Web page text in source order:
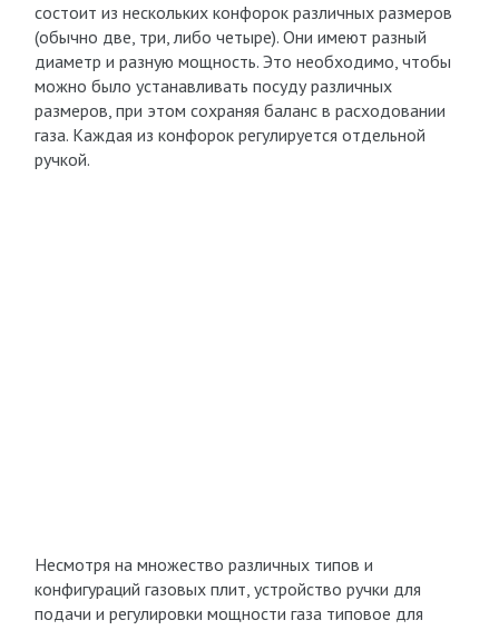
состоит из нескольких конфорок различных размеров
(обычно две, три, либо четыре). Они имеют разный
диаметр и разную мощность. Это необходимо, чтобы
можно было устанавливать посуду различных
размеров, при этом сохраняя баланс в расходовании
газа. Каждая из конфорок регулируется отдельной
ручкой.
Несмотря на множество различных типов и
конфигураций газовых плит, устройство ручки для
подачи и регулировки мощности газа типовое для